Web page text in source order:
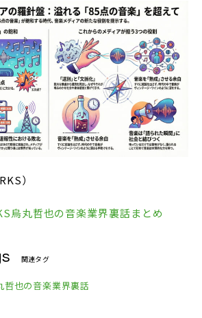
）
烏丸哲也の音楽業界裏話まとめ
関連タグ
哲也の音楽業界裏話